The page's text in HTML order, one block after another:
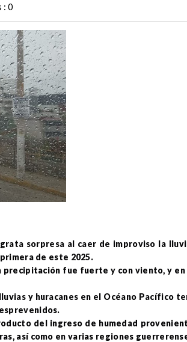
: 0
sorpresa al caer de improviso la
de este 2025.
precipitación fue fuerte y con viento, y
y huracanes en el Océano Pacífico
del ingreso de humedad
así como en varias regiones